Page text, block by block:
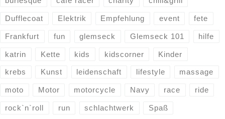
Dufflecoat Elektrik Empfehlung event fete
Frankfurt fun glemseck Glemseck 101 hilfe
katrin Kette kids kidscorner Kinder
krebs Kunst leidenschaft lifestyle massage
moto Motor motorcycle Navy race ride
rock`n`roll run schlachtwerk Spaß